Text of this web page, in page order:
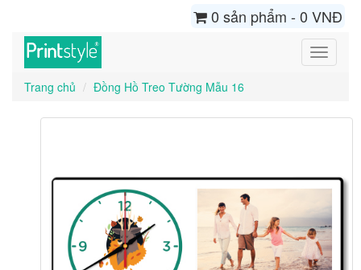
0 sản phẩm - 0 VNĐ
Toggle
Trang chủ
Đồng Hồ Treo Tường Mẫu 16